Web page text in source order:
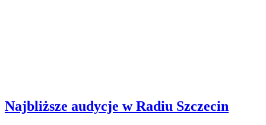
Najbliższe audycje w Radiu Szczecin